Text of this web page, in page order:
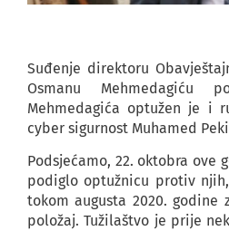
Suđenje direktoru
Osmanu Mehmedagiću
Mehmedagića optužen je i
cyber sigurnost Muhamed
Podsjećamo, 22. oktobra ove
podiglo optužnicu protiv
tokom augusta 2020.
položaj. Tužilaštvo je prije